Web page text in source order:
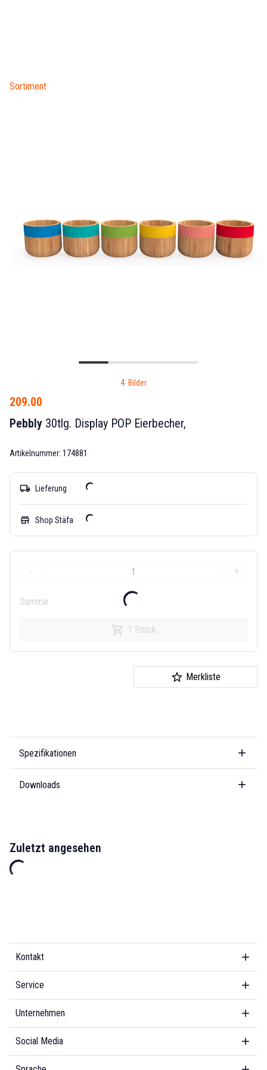
Sortiment
4 Bilder
209.00
Pebbly 30tlg. Display POP Eierbecher,
Artikelnummer: 174881
local_shipping Lieferung
store Shop Stäfa
- +
Summe
1 Stück
Merkliste
Spezifikationen
Downloads
Zuletzt angesehen
Kontakt
Service
Unternehmen
Social Media